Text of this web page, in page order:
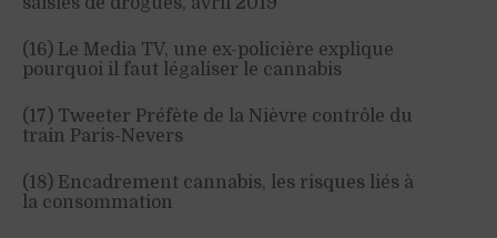
(16) Le Media TV, une ex-policière explique
pourquoi il faut légaliser le cannabis
(17) Tweeter Préfète de la Nièvre contrôle du
train Paris-Nevers
(18) Encadrement cannabis, les risques liés à
la consommation